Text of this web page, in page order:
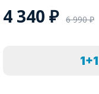
4 340 ₽ 6 990₽